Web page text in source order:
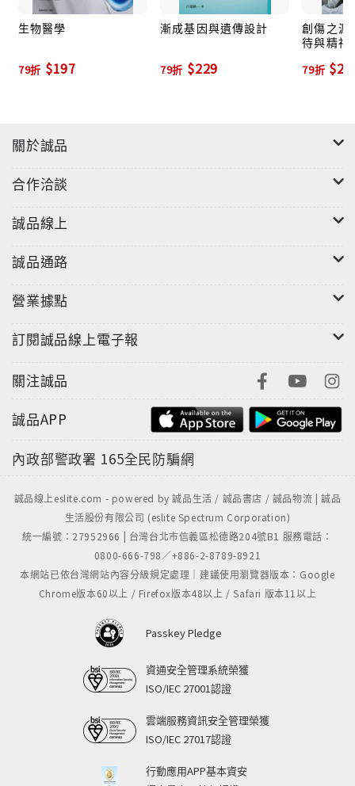
生物醫學
79折 $197
漸成基因與遺傳設計
79折 $229
創傷之源
待與精神
79折
關於誠品
合作洽談
誠品線上
誠品通路
營業據點
訂閱誠品線上電子報
關注誠品
誠品APP
內政部警政署 165全民防騙網
誠品線上eslite.com - powered by 誠品生活 / 誠品書店 / 誠品物流 | 誠品
生活股份有限公司 (eslite Spectrum Corporation)
統一編號：27952966 | 台灣台北市信義區松德路204號B1 服務電話：
0800-666-798／+886-2-8789-8921
本網站已依台灣網站內容分級規定處理｜建議使用瀏覽器版本：Google
Chrome版本60以上 / Firefox版本48以上 / Safari 版本11以上
Passkey Pledge
資通安全管理系統榮獲
ISO/IEC 27001認證
雲端服務資訊安全管理榮獲
ISO/IEC 27017認證
行動應用APP基本資安